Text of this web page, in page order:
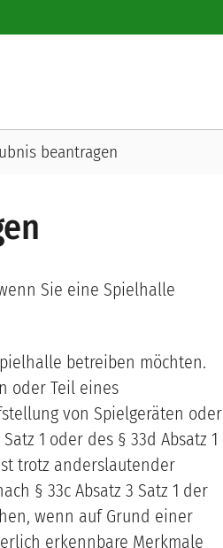
beantragen
Sie eine Spielhalle
betreiben möchten.
oder Teil eines
von Spielgeräten oder
1 oder des § 33d Absatz 1
trotz anderslautender
§ 33c Absatz 3 Satz 1 der
wenn auf Grund einer
erkennbare Merkmale